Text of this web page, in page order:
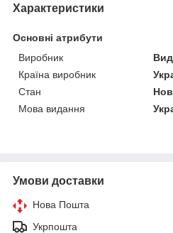
Характеристики
Основні атрибути
Виробник
Країна виробник
Стан
Мова видання
Умови доставки
Нова Пошта
Укрпошта